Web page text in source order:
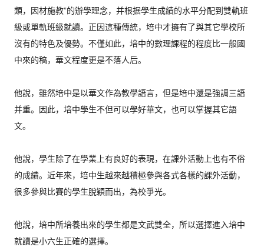
類，因材施教”的辦學理念， 并根据學生成績的水平分配到雙軌班
級或單軌班級就讀。 正因這種傳統，培中才擁有了與其它學校所
沒有的特色及優勢。 不僅如此，培中的數理課程的程度比一般國
中來的稿， 華文程度更是不落人后。
他說，雖然培中是以華文作為教學語言， 但是培中還是強調三語
并重。因此，培中學生不但可以學好華文， 也可以掌握其它語
文。
他說，學生除了在學業上有良好的表現， 在課外活動上也有不俗
的成績。近年來， 培中生越來越積極參與各式各樣的課外活動，
很多參與比賽的學生脫穎而出，為校爭光。
他說，培中所培養出來的學生都是文武雙全， 所以選擇進入培中
就讀是小六生正確的選擇。